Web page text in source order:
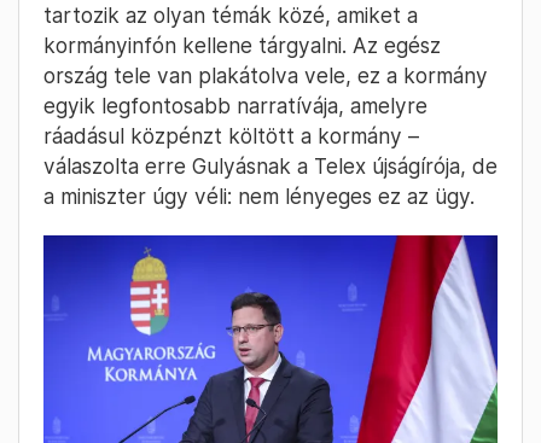
tartozik az olyan témák közé, amiket a
kormányinfón kellene tárgyalni. Az egész
ország tele van plakátolva vele, ez a kormány
egyik legfontosabb narratívája, amelyre
ráadásul közpénzt költött a kormány –
válaszolta erre Gulyásnak a Telex újságírója, de
a miniszter úgy véli: nem lényeges ez az ügy.